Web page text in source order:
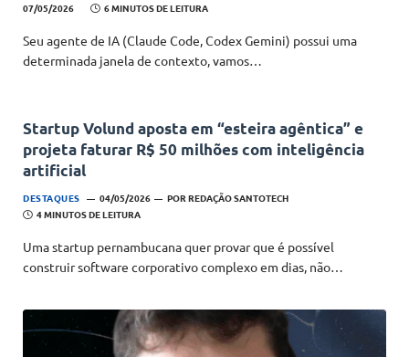
07/05/2026
6 MINUTOS DE LEITURA
Seu agente de IA (Claude Code, Codex Gemini) possui uma
determinada janela de contexto, vamos…
Startup Volund aposta em “esteira agêntica” e
projeta faturar R$ 50 milhões com inteligência
artificial
DESTAQUES 04/05/2026 PORREDAÇÃO SANTOTECH
4 MINUTOS DE LEITURA
Uma startup pernambucana quer provar que é possível
construir software corporativo complexo em dias, não…